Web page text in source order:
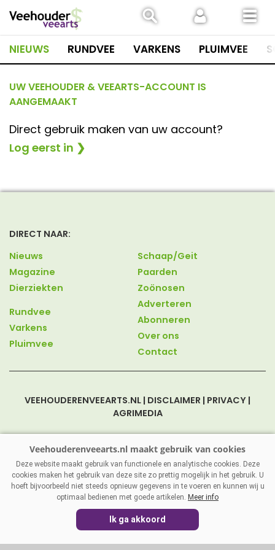
naar
inhoud
NIEUWS RUNDVEE VARKENS PLUIMVEE
UW VEEHOUDER & VEEARTS-ACCOUNT IS
AANGEMAAKT
Direct gebruik maken van uw account?
Log eerst in ❯
DIRECT NAAR:
Nieuws
Magazine
Dierziekten
Rundvee
Varkens
Pluimvee
Schaap/Geit
Paarden
Zoönosen
Adverteren
Abonneren
Over ons
Contact
VEEHOUDERENVEEARTS.NL | DISCLAIMER | PRIVACY |
AGRIMEDIA
Deze website maakt gebruik van functionele en analytische cookies. Deze
cookies maken het gebruik van deze site zo prettig mogelijk in het gebruik. U
hoeft bijvoorbeeld niet steeds opnieuw gegevens in te voeren en kunnen wij u
optimaal bedienen met goede artikelen. Meer info
Ik ga akkoord